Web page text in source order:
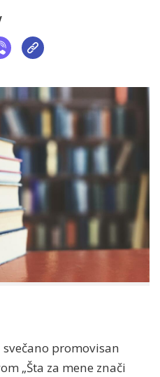
promovisan
„Šta za mene znači